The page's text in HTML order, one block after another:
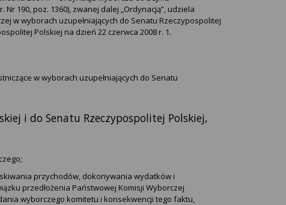
190, poz. 1360), zwanej dalej „Ordynacją”, udziela
w wyborach uzupełniających do Senatu Rzeczypospolitej
Polskiej na dzień 22 czerwca 2008 r. 1.
w wyborach uzupełniających do Senatu
i do Senatu Rzeczypospolitej Polskiej,
przychodów, dokonywania wydatków i
przedłożenia Państwowej Komisji Wyborczej
wyborczego komitetu i konsekwencji tego faktu,